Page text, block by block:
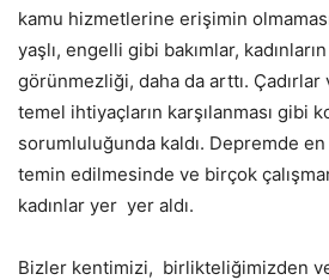
kamu hizmetlerine erişimin
yaşlı, engelli gibi bakımlar,
görünmezliği, daha da arttı.
temel ihtiyaçların karşılanması gibi
sorumluluğunda kaldı. Depremde
temin edilmesinde ve birçok
kadınlar yer yer aldı.
Bizler kentimizi, birlikteliğimizden